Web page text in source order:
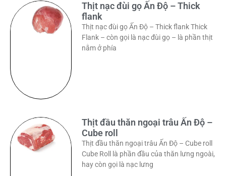
Thịt nạc đùi gọ Ấn Độ – Thick
flank
Thịt nạc đùi gọ Ấn Độ – Thick flank Thick
Flank – còn gọi là nạc đùi gọ – là phần thịt
nằm ở phía
Thịt đầu thăn ngoại trâu Ấn Độ –
Cube roll
Thịt đầu thăn ngoại trâu Ấn Độ – Cube roll
Cube Roll là phần đầu của thăn lưng ngoài,
hay còn gọi là nạc lưng